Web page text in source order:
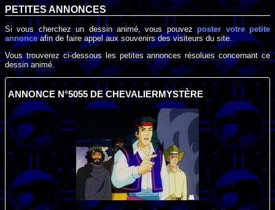
PETITES ANNONCES
Si vous cherchez un dessin animé, vous pouvezposter votre petite
annonce afin de faire appel aux souvenirs des visiteurs du site.
Vous trouverez ci-dessous les petites annonces résolues concernant ce
dessin animé.
ANNONCE N°5055 DE CHEVALIERMYSTÈRE